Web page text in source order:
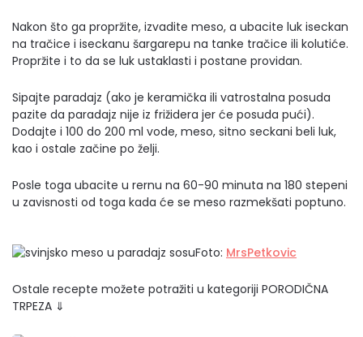
Nakon što ga propržite, izvadite meso, a ubacite luk iseckan
na tračice i iseckanu šargarepu na tanke tračice ili kolutiće.
Propržite i to da se luk ustaklasti i postane providan.
Sipajte paradajz (ako je keramička ili vatrostalna posuda
pazite da paradajz nije iz frižidera jer će posuda pući).
Dodajte i 100 do 200 ml vode, meso, sitno seckani beli luk,
kao i ostale začine po želji.
Posle toga ubacite u rernu na 60-90 minuta na 180 stepeni
u zavisnosti od toga kada će se meso razmekšati poptuno.
Foto: MrsPetkovic
Ostale recepte možete potražiti u kategoriji PORODIČNA
TRPEZA ⇓